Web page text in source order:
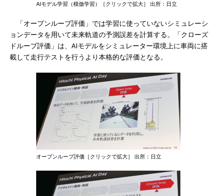
AIモデル学習（模倣学習）［クリックで拡大］ 出所：日立
「オープンループ評価」では学習に使っていないシミュレーシ
ョンデータを用いて未来軌道の予測誤差を計算する。「クローズ
ドループ評価」は、AIモデルをシミュレーター環境上に車両に搭
載して走行テストを行うより本格的な評価となる。
オープンループ評価［クリックで拡大］ 出所：日立